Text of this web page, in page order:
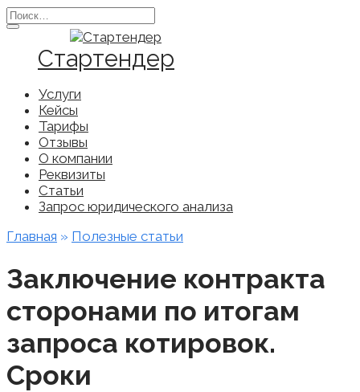
Перейти
к
содержанию
Search
for:
Стартендер
Услуги
Кейсы
Тарифы
Отзывы
О компании
Реквизиты
Статьи
Запрос юридического анализа
Главная » Полезные статьи
Заключение контракта
сторонами по итогам
запроса котировок.
Сроки